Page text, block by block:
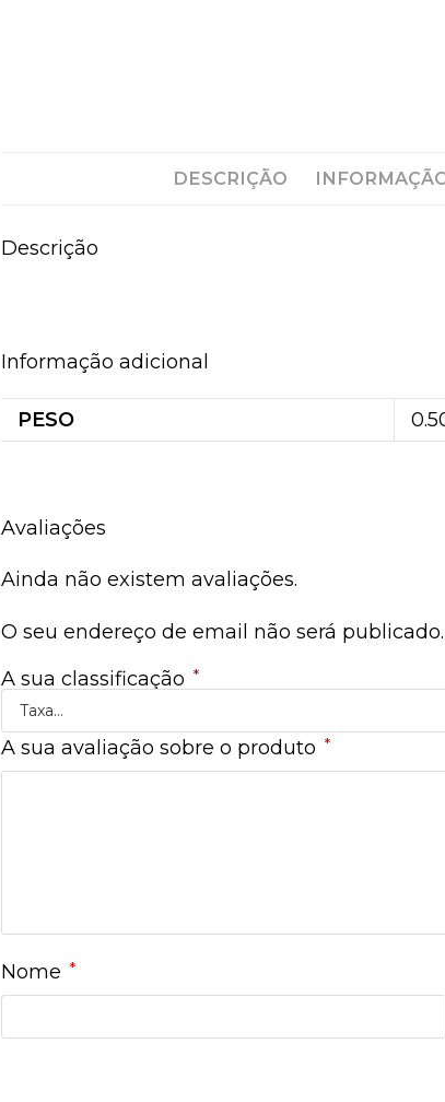
DESCRIÇÃO
Descrição
Informação adicional
PESO
Avaliações
Ainda não existem avaliações.
O seu endereço de email não será publicado.
A sua classificação *
A sua avaliação sobre o produto *
Nome *